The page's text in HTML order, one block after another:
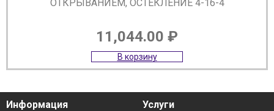
ОТКРЫВАНИЕМ, ОСТЕКЛЕНИЕ 4-16-4
11,044.00 ₽
В корзину
Информация Услуги